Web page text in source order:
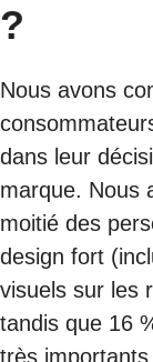
?
Nous avons
dans leur
marque. Nous
moitié des
design fort
visuels sur les
tandis que 16
très